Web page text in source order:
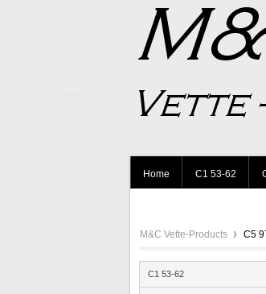
Home C1 53-62
M&C Vette-Products C5
C1 53-62